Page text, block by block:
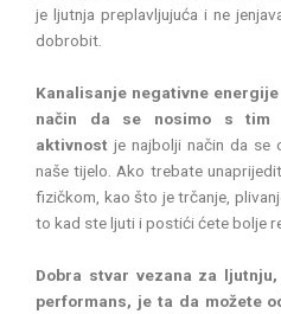
je ljutnja preplavljujuća i ne
dobrobit.
Kanalisanje negativne
način da se nosimo s tim
aktivnost je najbolji način da se
naše tijelo. Ako trebate
fizičkom, kao što je trčanje,
to kad ste ljuti i postići ćete bolje
Dobra stvar vezana za
performans, je ta da možete